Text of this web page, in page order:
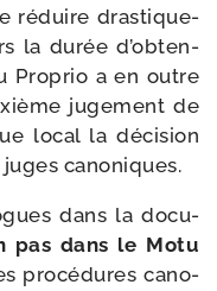
réduire dras­ti­que­
la durée d’ob­ten­
Proprio a en outre
juge­ment de
local la déci­sion
canoniques.
dans la docu­
pas dans le Motu
pro­cé­dures cano­